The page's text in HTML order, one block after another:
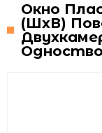
Окно
(ШхВ)